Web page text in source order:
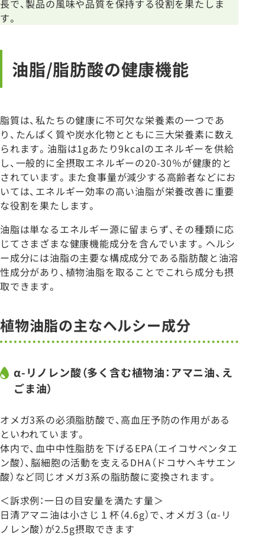
長で、製品の風味や品質を保持する役割を果たしま
す。
油脂/脂肪酸の健康機能
脂質は、私たちの健康に不可欠な栄養素の一つであ
り、たんぱく質や炭水化物とともに三大栄養素に数え
られます。油脂は1gあたり9kcalのエネルギーを供給
し、一般的に全摂取エネルギーの20-30％が健康的と
されています。また食事量が減少する高齢者などにお
いては、エネルギー効率の高い油脂が栄養改善に重要
な役割を果たします。
油脂は単なるエネルギー源に留まらず、その種類に応
じてさまざまな健康機能成分を含んでいます。ヘルシ
ー成分には油脂の主要な構成成分である脂肪酸と油溶
性成分があり、植物油脂を取ることでこれら成分も摂
取できます。
植物油脂の主なヘルシー成分
α-リノレン酸（多く含む植物油：アマニ油、え
ごま油）
オメガ3系の必須脂肪酸で、高血圧予防の作用がある
といわれています。
体内で、血中中性脂肪を下げるEPA（エイコサペンタエ
ン酸）、脳細胞の活動を支えるDHA（ドコサヘキサエン
酸）など同じオメガ3系の脂肪酸に変換されます。
＜訴求例：一日の目安量を満たす量＞
日清アマニ油は小さじ１杯（4.6g）で、オメガ３（α-リ
ノレン酸）が2.5g摂取できます